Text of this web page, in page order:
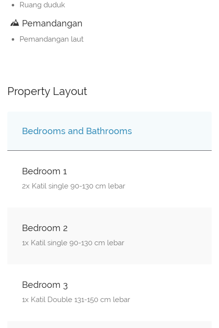
Ruang duduk
Pemandangan
Pemandangan laut
Property Layout
Bedrooms and Bathrooms
Bedroom 1
2x Katil single 90-130 cm lebar
Bedroom 2
1x Katil single 90-130 cm lebar
Bedroom 3
1x Katil Double 131-150 cm lebar